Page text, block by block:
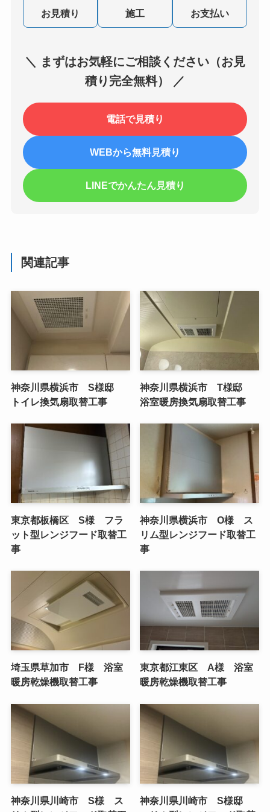
お見積り 施工 お支払い
＼ まずはお気軽にご相談ください（お見
積り完全無料） ／
電話で見積り
WEBから無料見積り
LINEでかんたん見積り
関連記事
神奈川県横浜市 S様邸
トイレ換気扇取替工事
神奈川県横浜市 T様邸
浴室暖房換気扇取替工事
東京都板橋区 S様 フラ
ット型レンジフード取替工
事
神奈川県横浜市 O様 ス
リム型レンジフード取替工
事
埼玉県草加市 F様 浴室
暖房乾燥機取替工事
東京都江東区 A様 浴室
暖房乾燥機取替工事
神奈川県川崎市 S様 ス
神奈川県川崎市 S様邸